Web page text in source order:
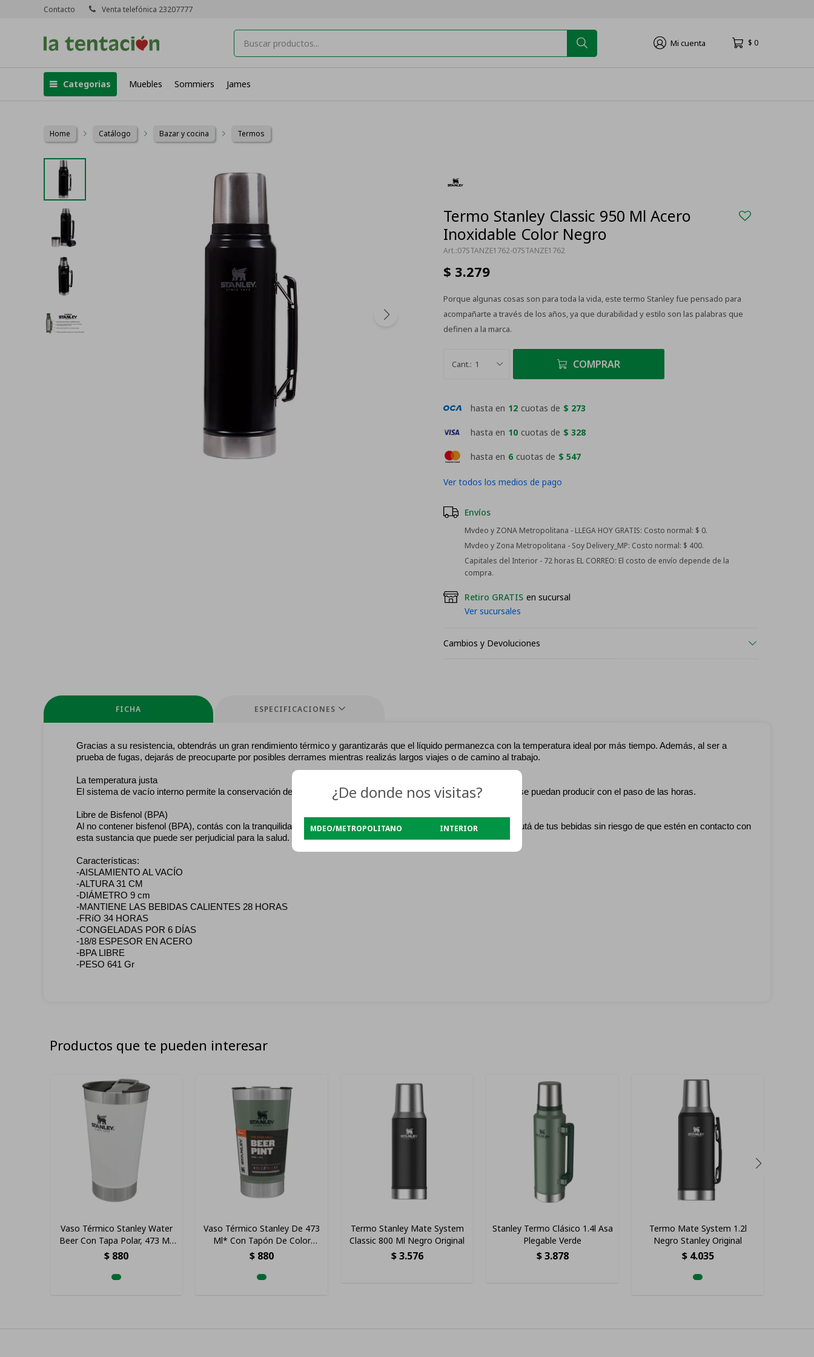
Categorias Muebles Sommiers James
$ 0
Contacto Venta telefónica 23207777
Home Catálogo Bazar y cocina Termos
Termo Stanley Classic 950 Ml Acero
Inoxidable Color Negro
07STANZE1762-07STANZE1762
$ 3.279
Porque algunas cosas son para toda la vida, este termo Stanley fue pensado para
acompañarte a través de los años, ya que durabilidad y estilo son las palabras que
definen a la marca.
1 COMPRAR
hasta en 6 cuotas de $ 547
hasta en 12 cuotas de $ 273
hasta en 10 cuotas de $ 328
Ver todos los medios de pago
Envíos
Mvdeo y ZONA Metropolitana - LLEGA HOY GRATIS: Costo normal: $ 0.
Mvdeo y Zona Metropolitana - Soy Delivery_MP: Costo normal: $ 400.
Capitales del Interior - 72 horas EL CORREO: El costo de envío depende de la
compra.
Retiro GRATIS en sucursal
Ver sucursales
Cambios y Devoluciones
FICHA ESPECIFICACIONES
Gracias a su resistencia, obtendrás un gran rendimiento térmico y garantizarás que el líquido permanezca con la temperatura ideal por más tiempo. Además, al ser a
prueba de fugas, dejarás de preocuparte por posibles derrames mientras realizás largos viajes o de camino al trabajo.
La temperatura justa
El sistema de vacío interno permite la conservación de la temperatura de tu bebida, eliminando los cambios que se puedan producir con el paso de las horas.
Libre de Bisfenol (BPA)
Al no contener bisfenol (BPA), contás con la tranquilidad de que el material de sus componentes es seguro. Disfrutá de tus bebidas sin riesgo de que estén en contacto con
esta sustancia que puede ser perjudicial para la salud.
Características:
-AISLAMIENTO AL VACÍO
-ALTURA 31 CM
-DIÁMETRO 9 cm
-MANTIENE LAS BEBIDAS CALIENTES 28 HORAS
-FRíO 34 HORAS
-CONGELADAS POR 6 DÍAS
-18/8 ESPESOR EN ACERO
-BPA LIBRE
-PESO 641 Gr
Productos que te pueden interesar
Vaso Térmico Stanley Water
Beer Con Tapa Polar, 473 Ml,
Color Blanco Liso
$ 880
Vaso Térmico Stanley De 473
Ml* Con Tapón De Color
Verde Animal
$ 880
Termo Stanley Mate System
Classic 800 Ml Negro Original
$ 3.576
Stanley Termo Clásico 1.4l Asa
Plegable Verde
$ 3.878
Termo Mate System 1.2l
Negro Stanley Original
$ 4.035
¿De donde nos visitas?
MDEO/METROPOLITANO INTERIOR